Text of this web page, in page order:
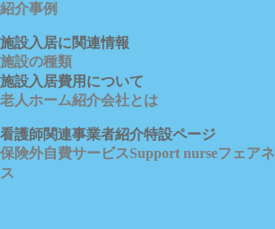
紹介事例
施設入居に関連情報
施設の種類
施設入居費用について
老人ホーム紹介会社とは
看護師関連事業者紹介特設ページ
保険外自費サービスSupport nurseフェアネ
ス